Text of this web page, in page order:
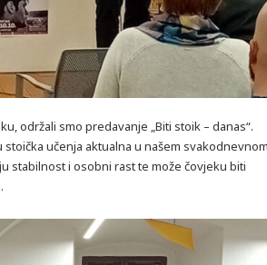
održali smo predavanje „Biti stoik – danas“.
učenja aktualna u našem svakodnevnom
stabilnost i osobni rast te može čovjeku biti